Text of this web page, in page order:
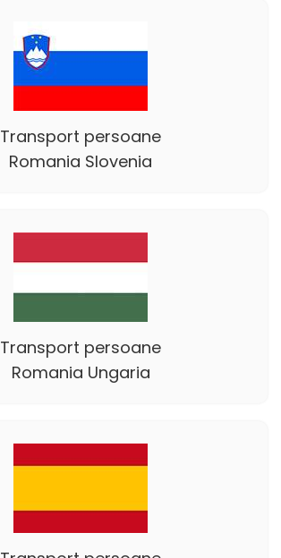
Transport persoane
Romania Slovenia
Transport persoane
Romania Ungaria